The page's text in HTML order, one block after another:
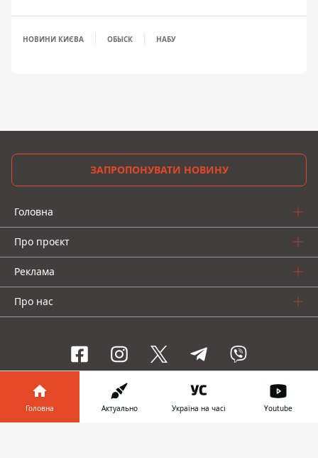
НОВИНИ КИЄВА ОБЫСК НАБУ
ЗАПРОПОНУВАТИ НОВИНУ
Головна
Про проєкт
Реклама
Про нас
Інформатор проекти
Головна Актуально Україна на часі Youtube